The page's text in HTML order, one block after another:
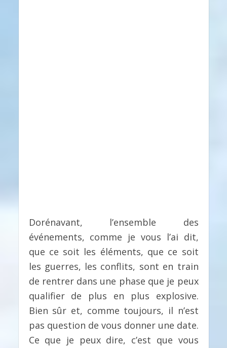
Dorénavant, l’ensemble des
événements, comme je vous l’ai dit,
que ce soit les éléments, que ce soit
les guerres, les conflits, sont en train
de rentrer dans une phase que je peux
qualifier de plus en plus explosive.
Bien sûr et, comme toujours, il n’est
pas question de vous donner une date.
Ce que je peux dire, c’est que vous